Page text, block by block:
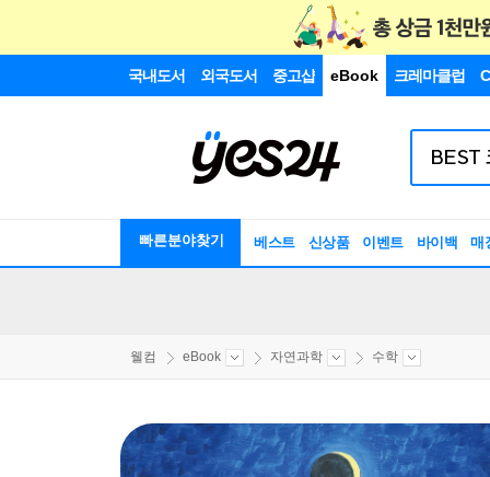
국내도서 외국도서 중고샵 eBook 크레마클럽
빠른분야찾기 베스트 신상품 이벤트 바이백 매
웰컴 eBook 자연과학 수학